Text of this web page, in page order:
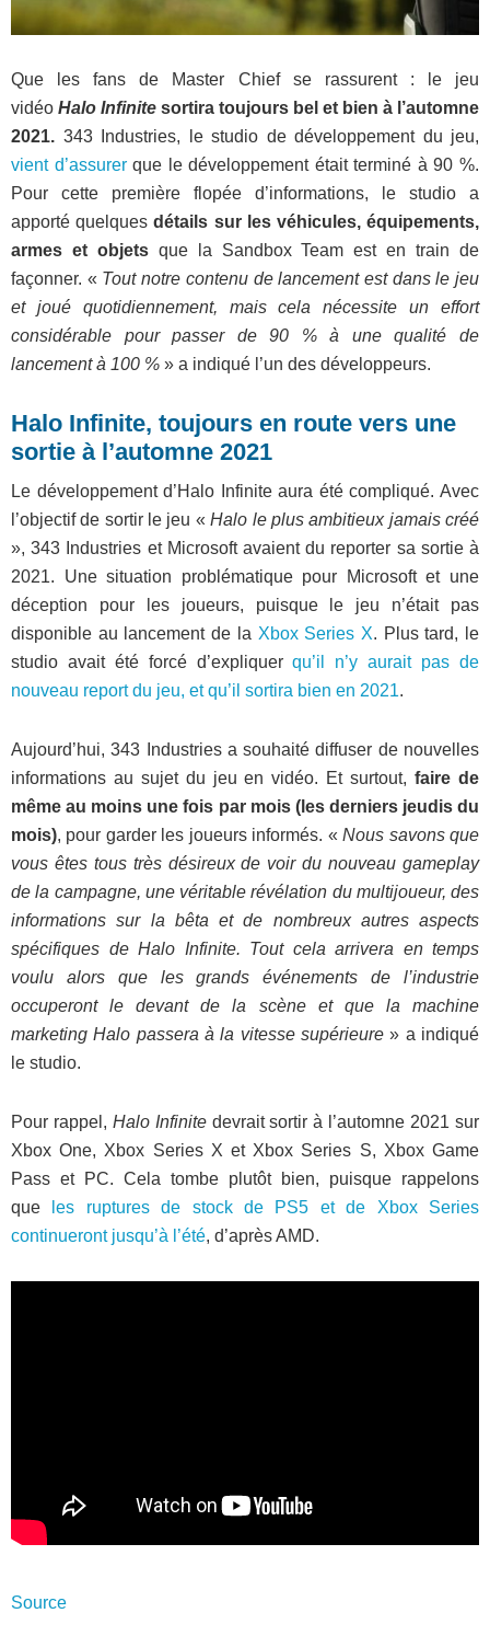
Que les fans de Master Chief se rassurent : le jeu
vidéo Halo Infinite sortira toujours bel et bien à l’automne
2021. 343 Industries, le studio de développement du jeu,
vient d’assurerque le développement était terminé à 90 %.
Pour cette première flopée d’informations, le studio a
apporté quelquesdétails sur les véhicules, équipements,
armes et objetsque la Sandbox Team est en train de
façonner. « Tout notre contenu de lancement est dans le jeu
et joué quotidiennement, mais cela nécessite un effort
considérable pour passer de 90 % à une qualité de
lancement à 100 % » a indiqué l’un des développeurs.
Halo Infinite, toujours en route vers une
sortie à l’automne 2021
Le développement d’Halo Infinite aura été compliqué. Avec
l’objectif de sortir le jeu «Halo le plus ambitieux jamais créé
», 343 Industries et Microsoft avaient du reporter sa sortie à
2021. Une situation problématique pour Microsoft et une
déception pour les joueurs, puisque le jeu n’était pas
disponible au lancement de la Xbox Series X. Plus tard, le
studio avait été forcé d’expliquerqu’il n’y aurait pas de
nouveau report du jeu, et qu’il sortira bien en 2021.
Aujourd’hui, 343 Industries a souhaité diffuser de nouvelles
informations au sujet du jeu en vidéo. Et surtout, faire de
même au moins une fois par mois (les derniers jeudis du
mois), pour garder les joueurs informés. «Nous savons que
vous êtes tous très désireux de voir du nouveau gameplay
de la campagne, une véritable révélation du multijoueur, des
informations sur la bêta et de nombreux autres aspects
spécifiques de Halo Infinite. Tout cela arrivera en temps
voulu alors que les grands événements de l’industrie
occuperont le devant de la scène et que la machine
marketing Halo passera à la vitesse supérieure» a indiqué
le studio.
Pour rappel, Halo Infinite devrait sortir à l’automne 2021 sur
Xbox One, Xbox Series X et Xbox Series S, Xbox Game
Pass et PC. Cela tombe plutôt bien, puisque rappelons
que les ruptures de stock de PS5 et de Xbox Series
continueront jusqu’à l’été, d’après AMD.
Source